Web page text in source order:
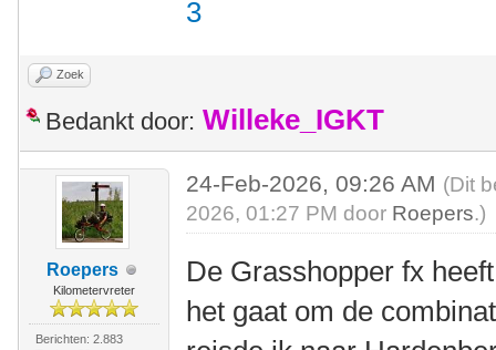
3
Zoek
Bedankt door: Willeke_IGKT
Roepers
Kilometervreter
Berichten: 2.883
24-Feb-2026, 09:26 AM (Dit
2026, 01:27 PM door Roepers.)
De Grasshopper fx
het gaat om de